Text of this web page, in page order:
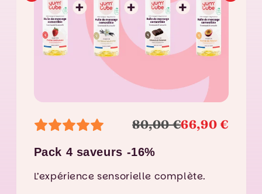
80,00 €66,90 €
Pack 4 saveurs -16%
L’expérience sensorielle complète.